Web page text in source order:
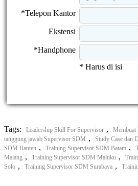
*Telepon Kantor
Ekstensi
*Handphone
* Harus di isi
Tags: Leadership Skill For Supervisor , Membuat
tanggung jawab Supervisor SDM , Study Case dan
SDM Banten , Training Supervisor SDM Batam ,
Malang , Training Supervisor SDM Maluku ,
Solo , Training Supervisor SDM Surabaya ,